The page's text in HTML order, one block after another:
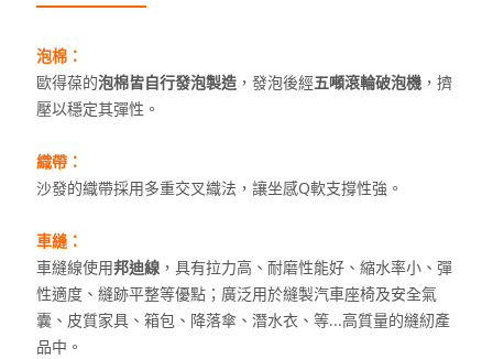
泡棉：
歐得葆的泡棉皆自行發泡製造 ，發泡後經五噸滾輪破泡機 ，擠
壓以穩定其彈性。
織帶：
沙發的織帶採用多重交叉織法，讓坐感Q軟支撐性強。
車縫：
車縫線使用邦迪線 ，具有拉力高、耐磨性能好、縮水率小、彈
性適度、縫跡平整等優點；廣泛用於縫製汽車座椅及安全氣
囊、皮質家具、箱包、降落傘、潛水衣、等...高質量的縫紉產
品中。